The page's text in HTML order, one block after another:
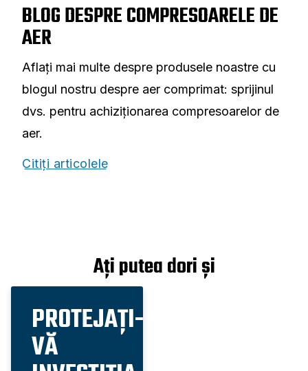
BLOG DESPRE COMPRESOARELE DE
AER
Aflați mai multe despre produsele noastre cu
blogul nostru despre aer comprimat: sprijinul
dvs. pentru achiziționarea compresoarelor de
aer.
Citiți articolele
Ați putea dori și
PROTEJAȚI-
VĂ